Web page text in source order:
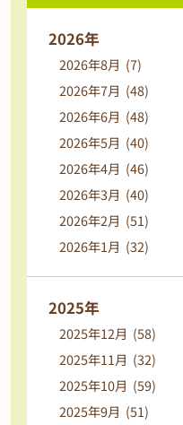
2026年
2026年8月 (7)
2026年7月 (48)
2026年6月 (48)
2026年5月 (40)
2026年4月 (46)
2026年3月 (40)
2026年2月 (51)
2026年1月 (32)
2025年
2025年12月 (58)
2025年11月 (32)
2025年10月 (59)
2025年9月 (51)